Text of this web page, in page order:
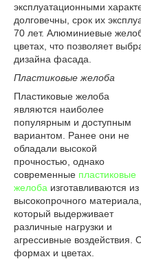
эксплуатационными
долговечны, срок их
70 лет. Алюминиевые
цветах, что позволяет
дизайна фасада.
Пластиковые желоба
Пластиковые желоба
являются наиболее
популярным и доступным
вариантом. Ранее они не
обладали высокой
прочностью, однако
современные пластиковые
желоба изготавливаются из
высокопрочного материала,
который выдерживает
различные нагрузки и
агрессивные воздействия.
формах и цветах.